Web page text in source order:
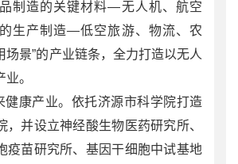
制造的关键材料—无人机、航空
生产制造—低空旅游、物流、农
场景”的产业链条，全力打造以无人
。
健康产业。依托济源市科学院打造
，并设立神经酸生物医药研究所、
疫苗研究所、基因干细胞中试基地